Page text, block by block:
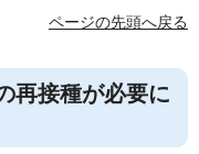
ページの先頭へ戻る
再接種が必要に